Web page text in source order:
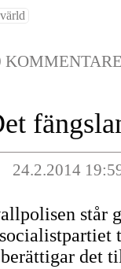
24.2.2014
står
det